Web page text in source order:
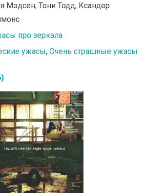
Мэдсен, Тони Тодд, Ксандер
про зеркала
ужасы, Очень страшные ужасы